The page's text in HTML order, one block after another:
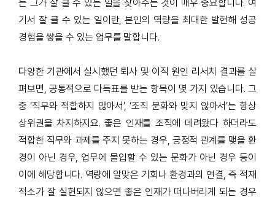
는 그가 잘 클 수 있는 일을 찾아주는 것이 매우 중요합니다. 여
기서 잘 클 수 있는 일이란,본인의 역량을 최대한 발현해 성공
경험을 쌓을 수 있는 업무를 말합니다.
다양한 기관에서 실시했던 퇴사 및 이직 원인 리서치 결과를 살
펴보면, 공통적으로 다득표를 받는 항목이 몇 가지 있습니다.그
중‘직무와 적합하지 않아서’, ‘조직 문화와 맞지 않아서’는 항상
상위권을 차지하지요.좋은 인재를 조직에 데려왔다 하더라도
적합한 직무와 과제를 주지 못하는 경우, 긍정적 관계를 맺을 환
경이 아닌 경우, 업무에 몰입할 수 있는 문화가 아닌 경우 등이
이에 해당합니다. 역량에 알맞은 기회나 환경과의 연결,즉 적재
적소가 잘 실현되지 않으면 좋은 인재가 떠나버리게 되는 경우